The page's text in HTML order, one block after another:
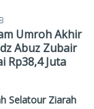
Umroh Akhir
Abuz Zubair
Rp38,4 Juta
Selatour Ziarah